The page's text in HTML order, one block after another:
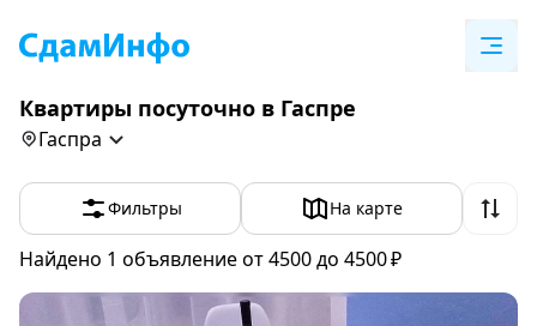
Квартиры посуточно в Гаспре
Гаспра
Фильтры На карте
Найдено 1 объявлениеот 4500 до 4500 ₽